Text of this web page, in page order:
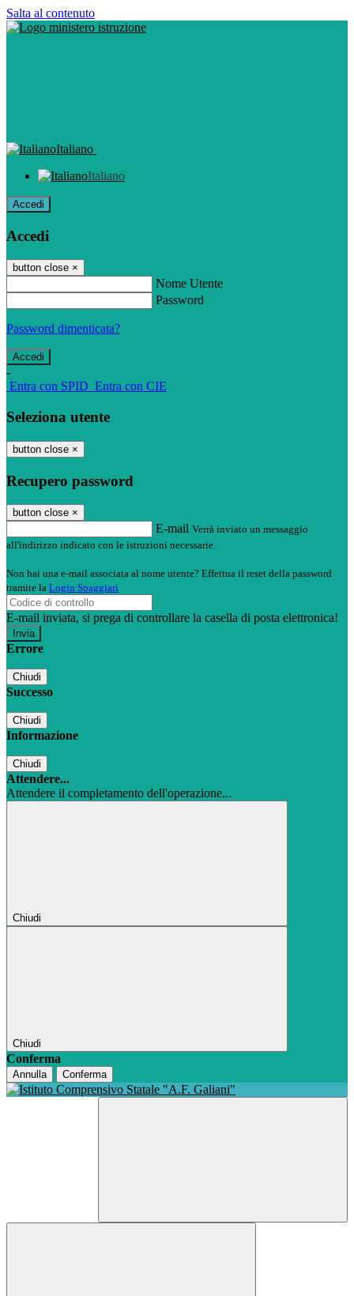
Salta al contenuto
Italiano
Italiano
Accedi
Accedi
button close ×
Nome Utente
Password
Password dimenticata?
-
Entra con SPID Entra con CIE
Seleziona utente
button close ×
Recupero password
button close ×
E-mail Verrà inviato un messaggio
all'indirizzo indicato con le istruzioni necessarie.
Non hai una e-mail associata al nome utente? Effettua il reset della password
tramite la Login Spaggiari
E-mail inviata, si prega di controllare la casella di posta elettronica!
Errore
Chiudi
Successo
Chiudi
Informazione
Chiudi
Attendere...
Attendere il completamento dell'operazione...
Chiudi
Chiudi
Conferma
Annulla Conferma